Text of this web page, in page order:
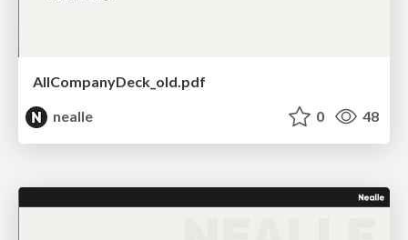
AllCompanyDeck_old.pdf
nealle
0 48